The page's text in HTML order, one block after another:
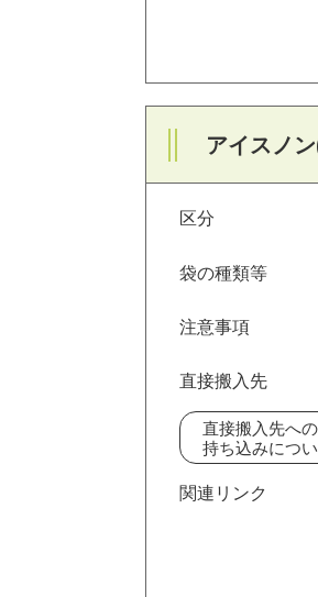
アイスノ
区分
袋の種類等
注意事項
直接搬入先
直接搬入先への
持ち込みにつ
関連リンク